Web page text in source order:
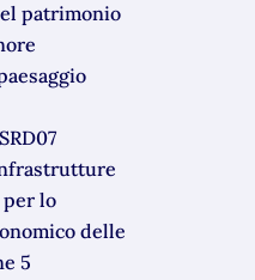
patrimonio
per lo
delle
5